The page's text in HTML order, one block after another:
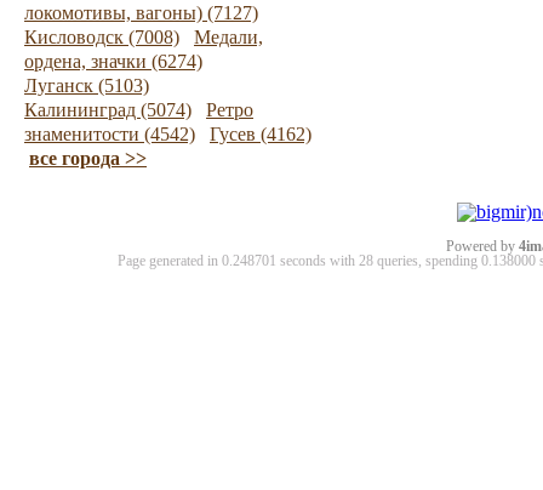
локомотивы, вагоны) (7127)
Кисловодск (7008)
Медали,
ордена, значки (6274)
Луганск (5103)
Калининград (5074)
Ретро
знаменитости (4542)
Гусев (4162)
все города >>
Powered by
Page generated in 0.248701 seconds with 28 queries, spending